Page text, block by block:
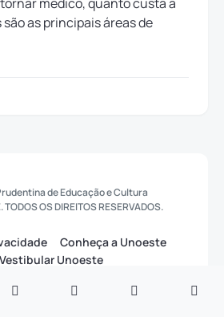
de Educação e Cultura
OS DIREITOS RESERVADOS.
Conheça a Unoeste
Vestibular Unoeste